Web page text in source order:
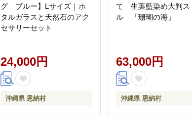
グ ブルー】Lサイズ｜ホ
タルガラスと天然石のアク
セサリーセット
24,000円
沖縄県 恩納村
て 生葉藍染め大判ス
ル 「珊瑚の海」
63,000円
沖縄県 恩納村